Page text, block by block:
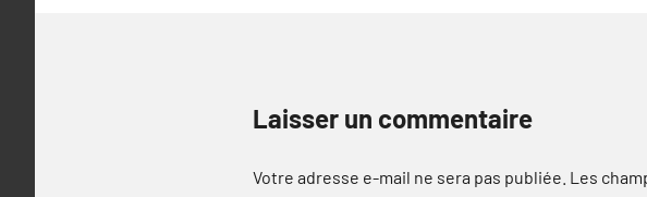
Laisser un commentaire
Votre adresse e-mail ne sera pas publiée. Les